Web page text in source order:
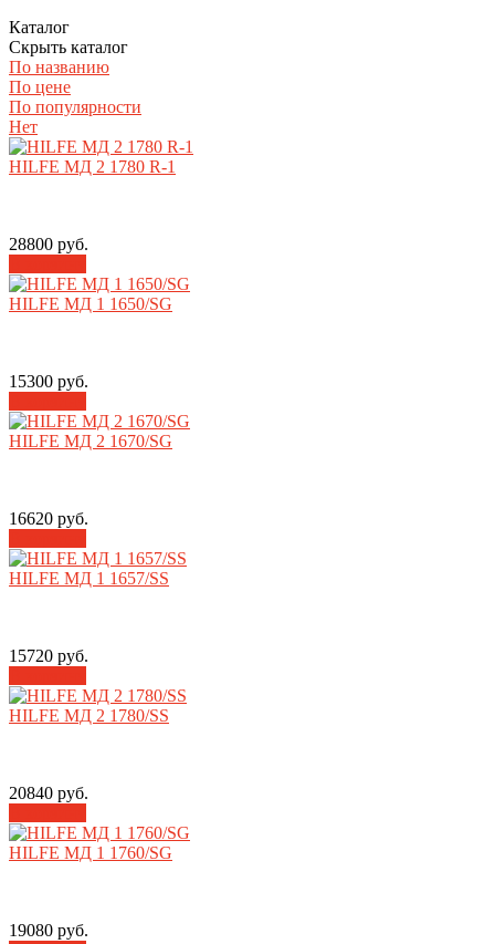
Каталог
Скрыть каталог
По названию
По цене
По популярности
Нет
HILFE МД 2 1780 R-1
28800 руб.
HILFE МД 1 1650/SG
15300 руб.
HILFE МД 2 1670/SG
16620 руб.
HILFE МД 1 1657/SS
15720 руб.
HILFE МД 2 1780/SS
20840 руб.
HILFE МД 1 1760/SG
19080 руб.